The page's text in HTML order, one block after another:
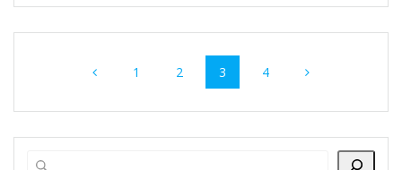
dolaşımıSayfa
1 Sayfa
2 Sayfa
3 Sayfa
4